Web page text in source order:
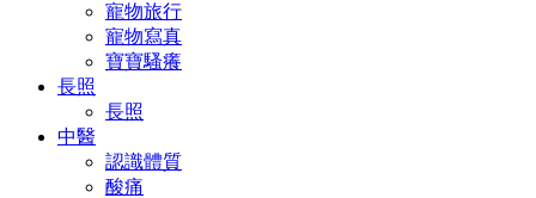
寵物旅行
寵物寫真
寶寶騷癢
長照
長照
中醫
認識體質
酸痛